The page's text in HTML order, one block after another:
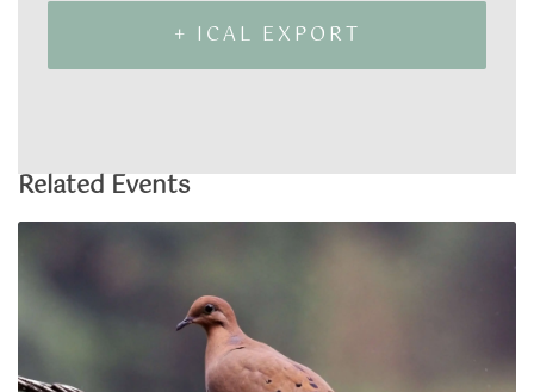
+ ICAL EXPORT
Related Events